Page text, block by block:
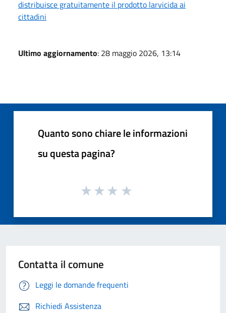
distribuisce gratuitamente il prodotto larvicida ai
cittadini
Ultimo aggiornamento: 28 maggio 2026, 13:14
Quanto sono chiare le informazioni
su questa pagina?
Contatta il comune
Leggi le domande frequenti
Richiedi Assistenza